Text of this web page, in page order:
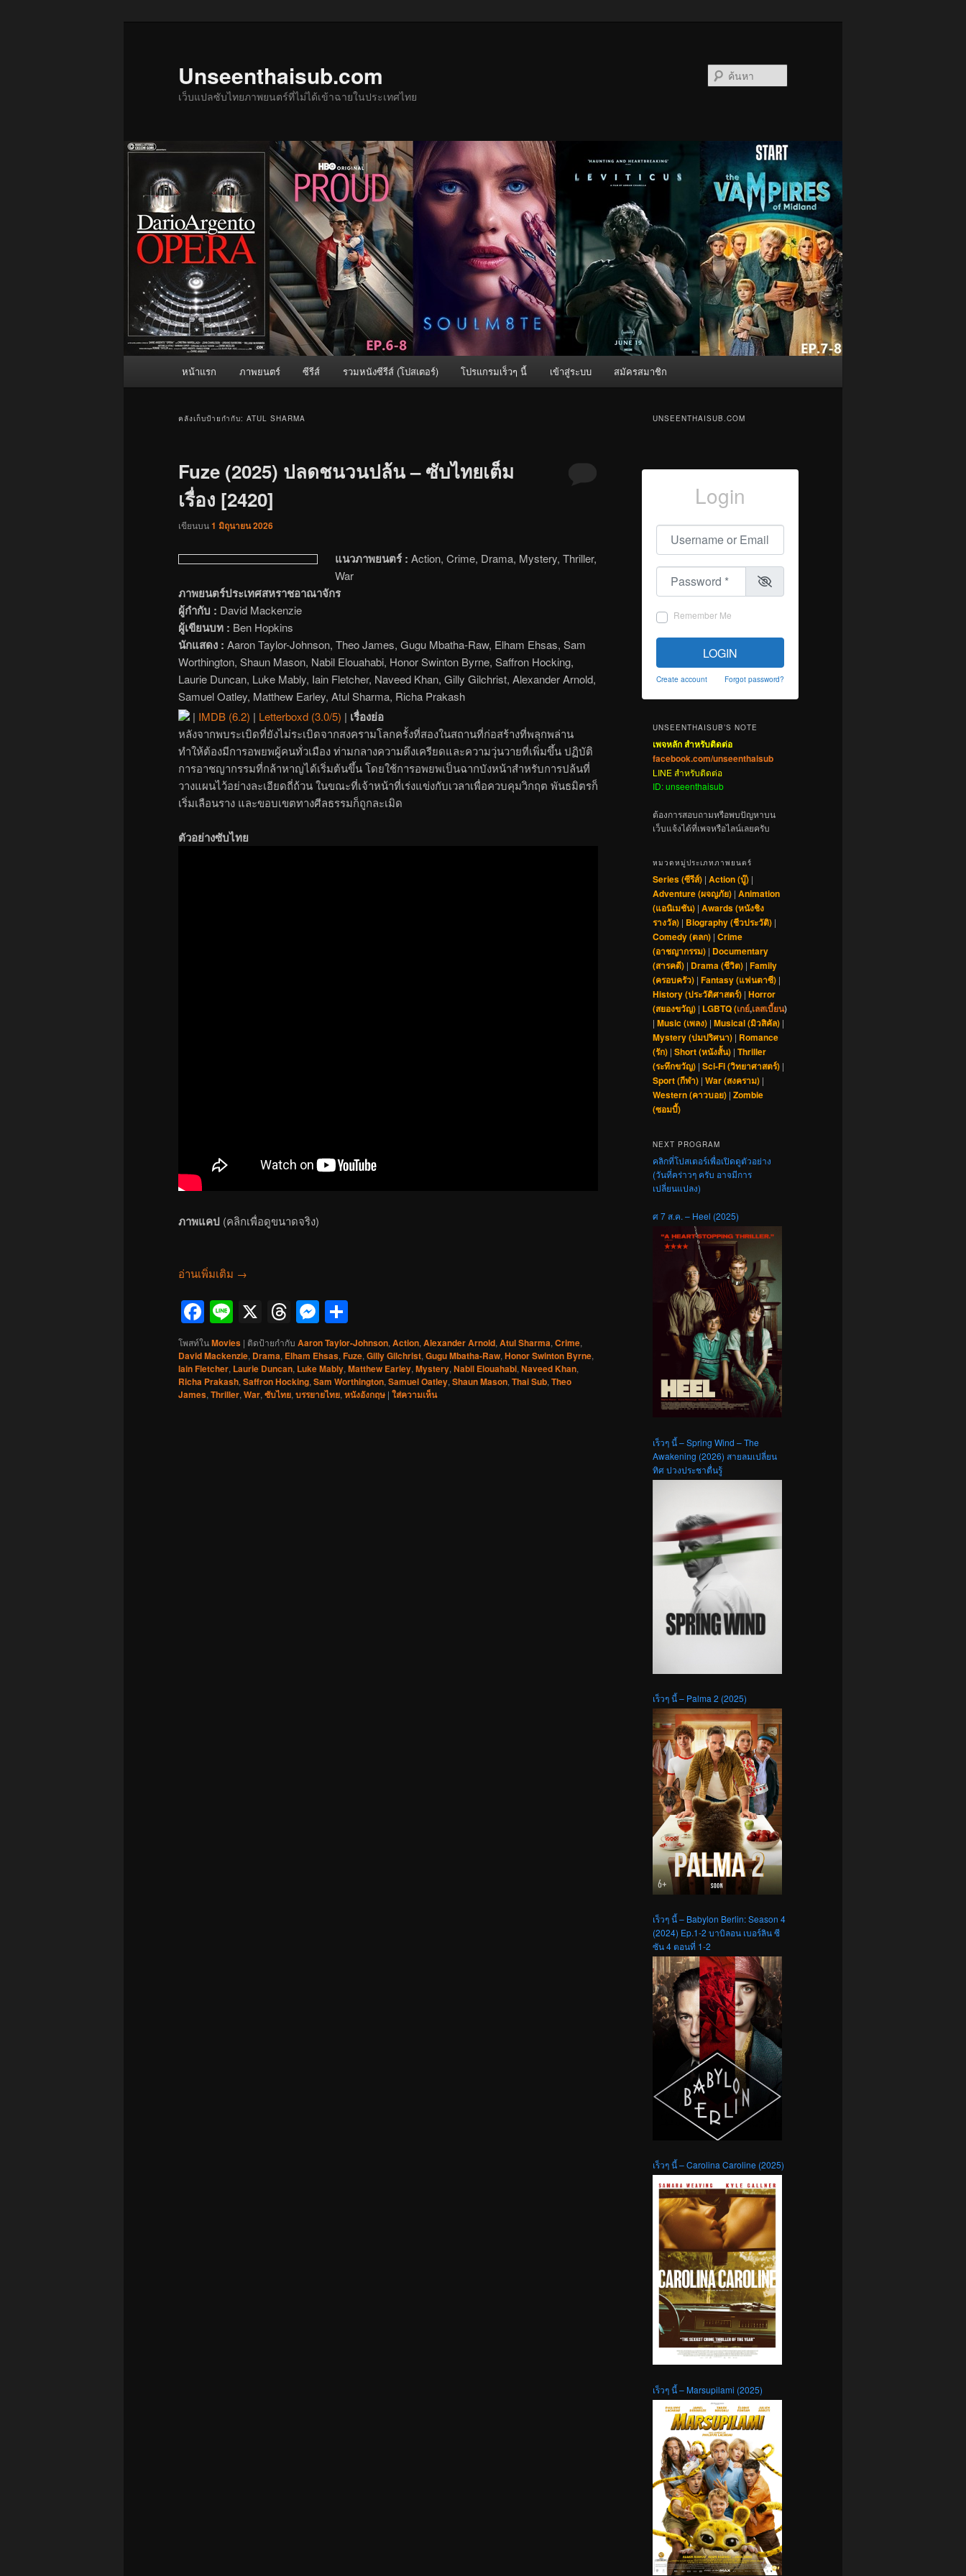
Unseenthaisub.com
เว็บแปลซับไทยภาพยนตร์ที่ไม่ได้เข้าฉายในประเทศไทย
หน้าแรก ภาพยนตร์ ซีรีส์ รวมหนังซีรีส์ (โปสเตอร์) โปรแกรมเร็วๆ นี้ เข้าสู่ระบบ สมัครสมาชิก
คลังเก็บป้ายกำกับ: ATUL SHARMA
Fuze (2025) ปลดชนวนปล้น – ซับไทยเต็ม
เรื่อง [2420]
เขียนบน1 มิถุนายน 2026
แนวภาพยนตร์ : Action, Crime, Drama, Mystery, Thriller,
War
ภาพยนตร์ประเทศสหราชอาณาจักร
ผู้กำกับ : David Mackenzie
ผู้เขียนบท : Ben Hopkins
นักแสดง : Aaron Taylor-Johnson, Theo James, Gugu Mbatha-Raw, Elham Ehsas, Sam
Worthington, Shaun Mason, Nabil Elouahabi, Honor Swinton Byrne, Saffron Hocking,
Laurie Duncan, Luke Mably, Iain Fletcher, Naveed Khan, Gilly Gilchrist, Alexander Arnold,
Samuel Oatley, Matthew Earley, Atul Sharma, Richa Prakash
| IMDB (6.2) | Letterboxd (3.0/5) | เรื่องย่อ
หลังจากพบระเบิดที่ยังไม่ระเบิดจากสงครามโลกครั้งที่สองในสถานที่ก่อสร้างที่พลุกพล่าน
ทำให้ต้องมีการอพยพผู้คนทั่วเมือง ท่ามกลางความตึงเครียดและความวุ่นวายที่เพิ่มขึ้น ปฏิบัติ
การอาชญากรรมที่กล้าหาญได้เริ่มต้นขึ้น โดยใช้การอพยพเป็นฉากบังหน้าสำหรับการปล้นที่
วางแผนไว้อย่างละเอียดถี่ถ้วน ในขณะที่เจ้าหน้าที่เร่งแข่งกับเวลาเพื่อควบคุมวิกฤต พันธมิตรก็
เริ่มเลือนราง และขอบเขตทางศีลธรรมก็ถูกละเมิด
ตัวอย่างซับไทย
ภาพแคป (คลิกเพื่อดูขนาดจริง)
อ่านเพิ่มเติม →
Facebook
Line
X Threads
Messenger
โพสท์ในMovies | ติดป้ายกำกับ Aaron Taylor-Johnson, Action, Alexander Arnold, Atul Sharma, Crime,
David Mackenzie, Drama, Elham Ehsas, Fuze, Gilly Gilchrist, Gugu Mbatha-Raw, Honor Swinton Byrne,
Iain Fletcher, Laurie Duncan, Luke Mably, Matthew Earley, Mystery, Nabil Elouahabi, Naveed Khan,
Richa Prakash, Saffron Hocking, Sam Worthington, Samuel Oatley, Shaun Mason, Thai Sub, Theo
James, Thriller, War, ซับไทย, บรรยายไทย, หนังอังกฤษ | ใส่ความเห็น
UNSEENTHAISUB.COM
Login
Username or Email
Password
Remember Me
LOGIN
Create account Forgot password?
UNSEENTHAISUB’S NOTE
เพจหลัก สำหรับติดต่อ
facebook.com/unseenthaisub
LINE สำหรับติดต่อ
ID: unseenthaisub
ต้องการสอบถามหรือพบปัญหาบน
เว็บแจ้งได้ที่เพจหรือไลน์เลยครับ
หมวดหมู่ประเภทภาพยนตร์
Series (ซีรีส์) | Action (บู๊) |
Adventure (ผจญภัย) | Animation
(แอนิเมชัน) | Awards (หนังชิง
รางวัล) | Biography (ชีวประวัติ) |
Comedy (ตลก) | Crime
(อาชญากรรม) | Documentary
(สารคดี) | Drama (ชีวิต) | Family
(ครอบครัว) | Fantasy (แฟนตาซี) |
History (ประวัติศาสตร์) | Horror
(สยองขวัญ) | LGBTQ (เกย์,เลสเบี้ยน)
| Music (เพลง) | Musical (มิวสิคัล) |
Mystery (ปมปริศนา) | Romance
(รัก) | Short (หนังสั้น) | Thriller
(ระทึกขวัญ) | Sci-Fi (วิทยาศาสตร์) |
Sport (กีฬา) | War (สงคราม) |
Western (คาวบอย) | Zombie
(ซอมบี้)
NEXT PROGRAM
คลิกที่โปสเตอร์เพื่อเปิดดูตัวอย่าง
(วันที่คร่าวๆ ครับ อาจมีการ
เปลี่ยนแปลง)
ศ 7 ส.ค. – Heel (2025)
เร็วๆ นี้ – Spring Wind – The
Awakening (2026) สายลมเปลี่ยน
ทิศ ปวงประชาตื่นรู้
เร็วๆ นี้ – Palma 2 (2025)
เร็วๆ นี้ – Babylon Berlin: Season 4
(2024) Ep.1-2 บาบิลอน เบอร์ลิน ซี
ซัน 4 ตอนที่ 1-2
เร็วๆ นี้ – Carolina Caroline (2025)
เร็วๆ นี้ – Marsupilami (2025)